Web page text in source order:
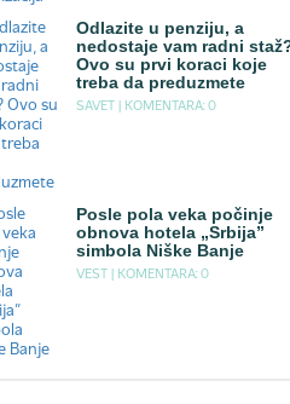
Odlazite u penziju, a
nedostaje vam radni
Ovo su prvi koraci koje
treba da preduzmete
SAVET | KOMENTARA: 0
Posle pola veka počinje
obnova hotela „Srbija”
simbola Niške Banje
VEST | KOMENTARA: 0